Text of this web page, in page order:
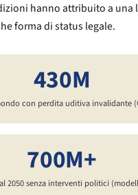
hanno attribuito a una
forma di status legale.
430M
con perdita uditiva invalidante
700M+
2050 senza interventi politici